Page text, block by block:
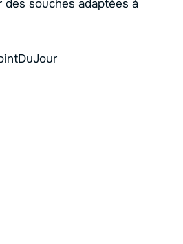
des souches adaptées à